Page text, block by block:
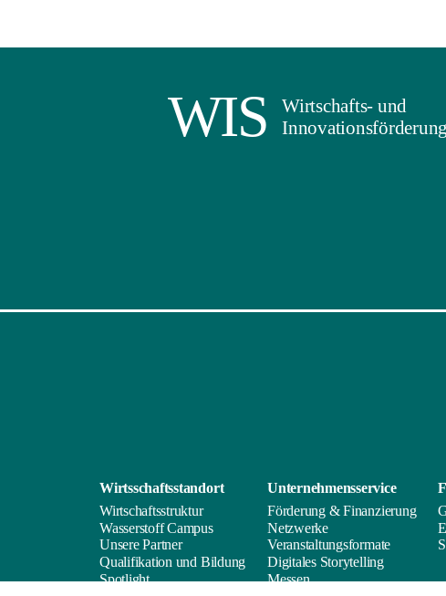
WIS
Wirtschafts- und
Wirtsschafts­standort
Wirtschaftsstruktur
Wasserstoff Campus
Unsere Partner
Qualifikation und Bildung
Spotlight
Unternehmens­service
Förderung & Finanzierung
Netzwerke
Veranstaltungsformate
Digitales Storytelling
Messen